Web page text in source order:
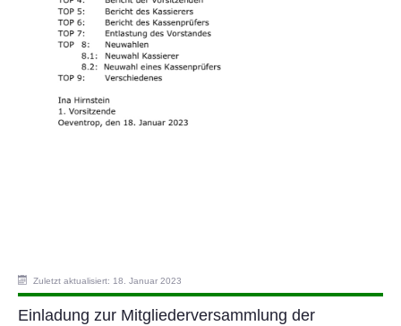
Zuletzt aktualisiert: 18. Januar 2023
Einladung zur Mitgliederversammlung der